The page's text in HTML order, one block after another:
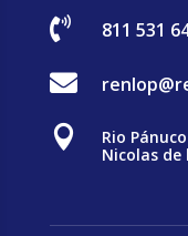
 811 531


Rio
Nicolas de